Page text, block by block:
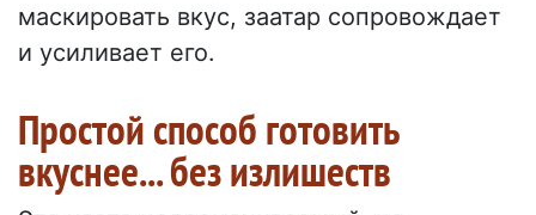
маскировать вкус, заатар сопровождает
и усиливает его.
Простой способ готовить
вкуснее... без излишеств